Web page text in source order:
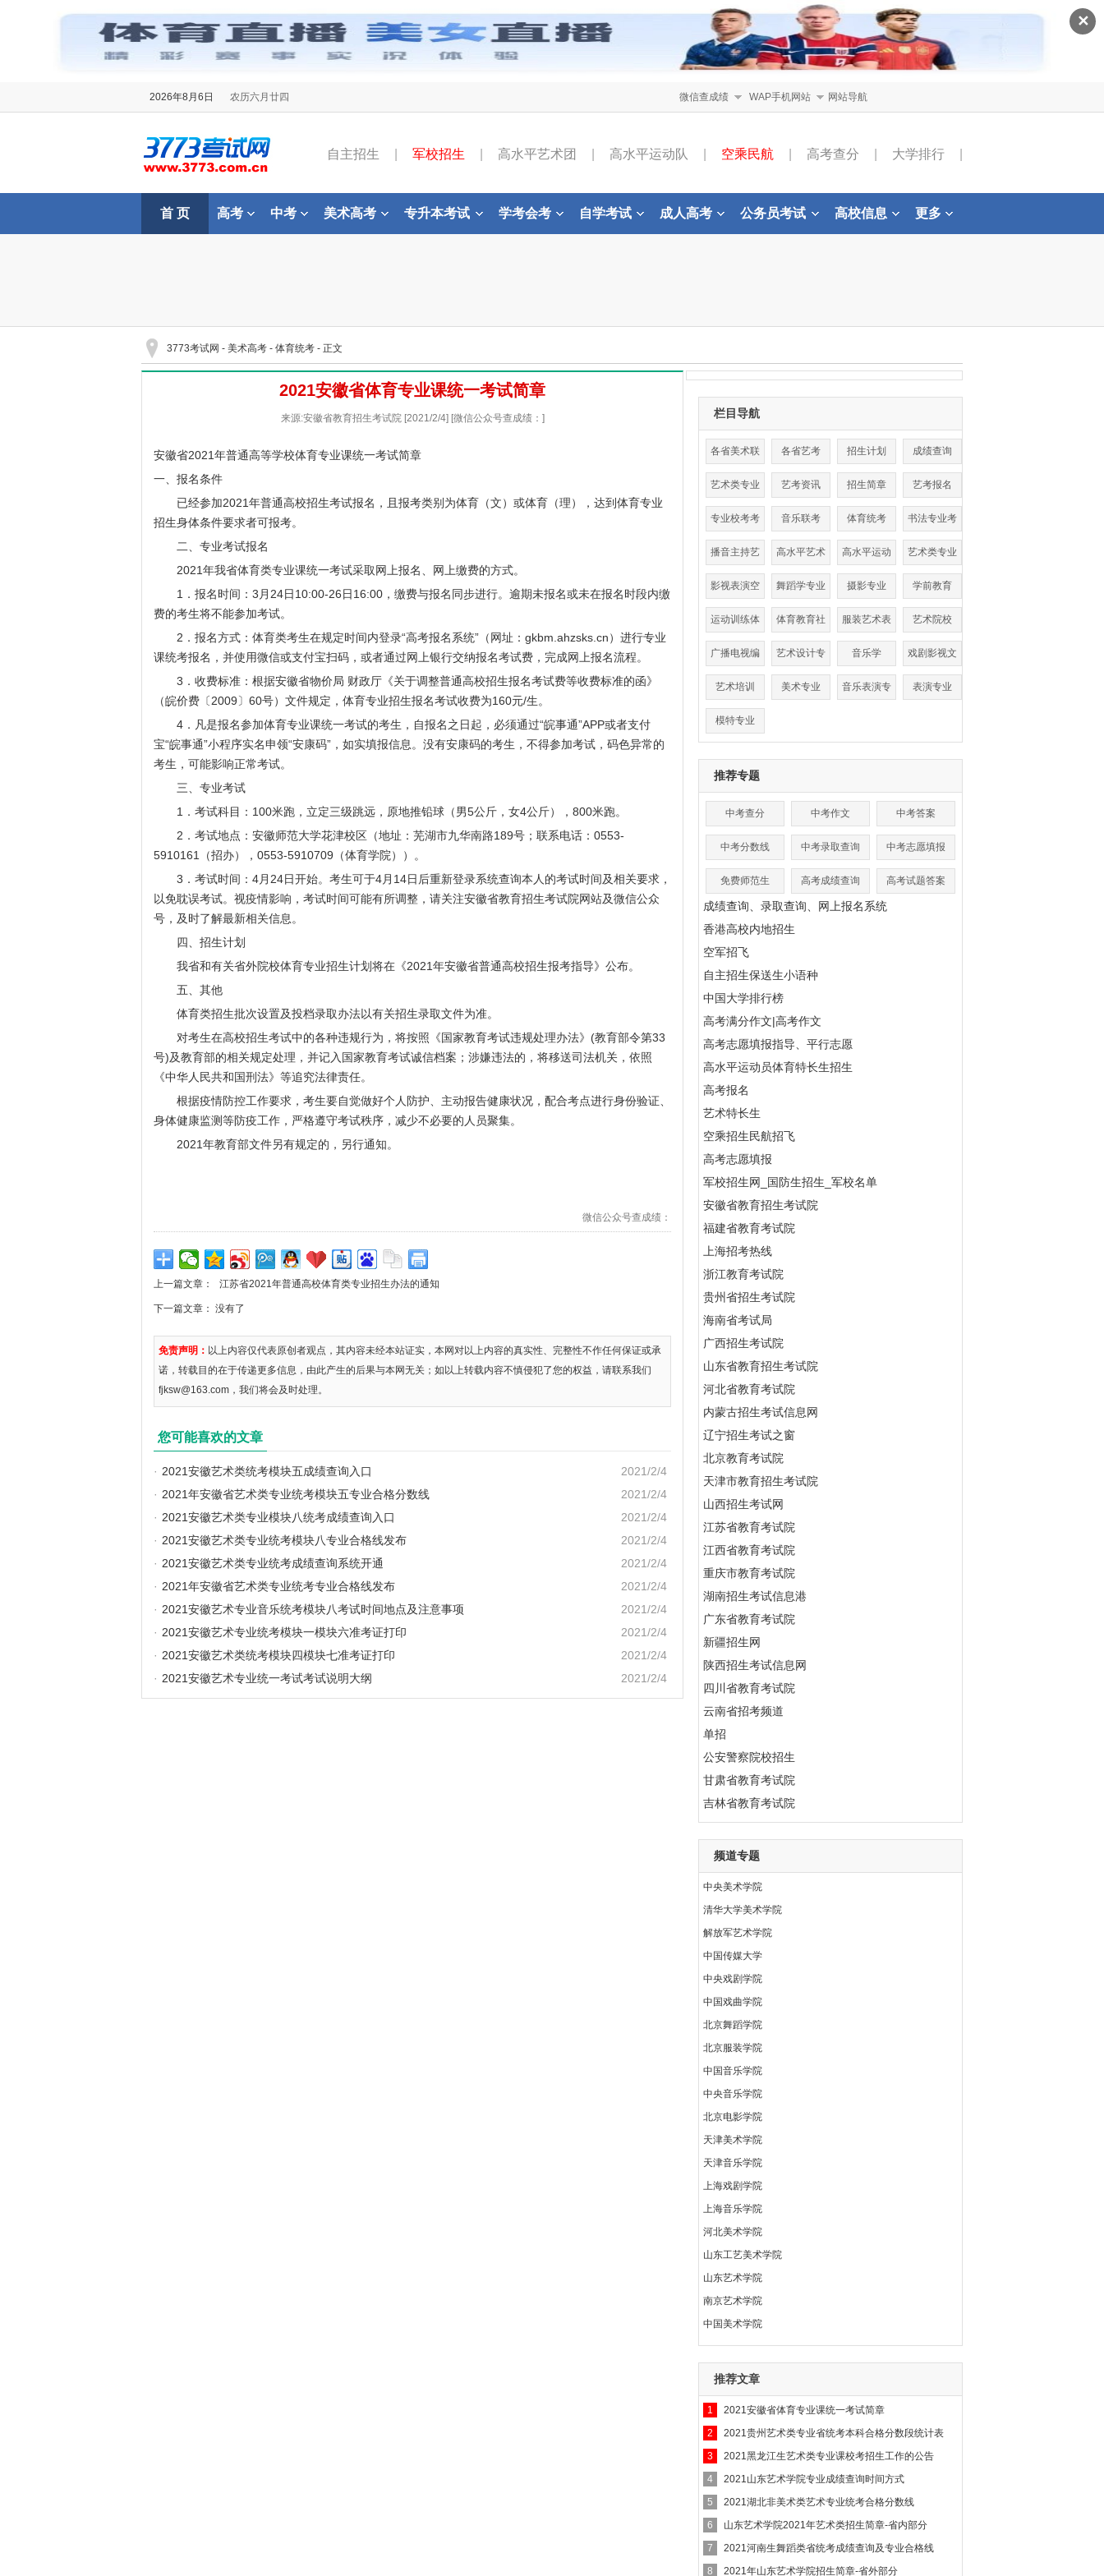
✕
2026年8月6日 农历六月廿四 微信查成绩 WAP手机网站 网站导航
自主招生 军校招生 高水平艺术团 高水平运动队 空乘民航 高考查分 大学排行
首 页 高考 中考 美术高考 专升本考试 学考会考 自学考试 成人高考 公务员考试 高校信息 更多
3773考试网 - 美术高考 - 体育统考 - 正文
2021安徽省体育专业课统一考试简章
来源:安徽省教育招生考试院 [2021/2/4] [微信公众号查成绩：]
安徽省2021年普通高等学校体育专业课统一考试简章
一、报名条件
已经参加2021年普通高校招生考试报名，且报考类别为体育（文）或体育（理），达到体育专业
招生身体条件要求者可报考。
二、专业考试报名
2021年我省体育类专业课统一考试采取网上报名、网上缴费的方式。
1．报名时间：3月24日10:00-26日16:00，缴费与报名同步进行。逾期未报名或未在报名时段内缴
费的考生将不能参加考试。
2．报名方式：体育类考生在规定时间内登录“高考报名系统”（网址：gkbm.ahzsks.cn）进行专业
课统考报名，并使用微信或支付宝扫码，或者通过网上银行交纳报名考试费，完成网上报名流程。
3．收费标准：根据安徽省物价局 财政厅《关于调整普通高校招生报名考试费等收费标准的函》
（皖价费〔2009〕60号）文件规定，体育专业招生报名考试收费为160元/生。
4．凡是报名参加体育专业课统一考试的考生，自报名之日起，必须通过“皖事通”APP或者支付
宝“皖事通”小程序实名申领“安康码”，如实填报信息。没有安康码的考生，不得参加考试，码色异常的
考生，可能影响正常考试。
三、专业考试
1．考试科目：100米跑，立定三级跳远，原地推铅球（男5公斤，女4公斤），800米跑。
2．考试地点：安徽师范大学花津校区（地址：芜湖市九华南路189号；联系电话：0553-
5910161（招办），0553-5910709（体育学院））。
3．考试时间：4月24日开始。考生可于4月14日后重新登录系统查询本人的考试时间及相关要求，
以免耽误考试。视疫情影响，考试时间可能有所调整，请关注安徽省教育招生考试院网站及微信公众
号，及时了解最新相关信息。
四、招生计划
我省和有关省外院校体育专业招生计划将在《2021年安徽省普通高校招生报考指导》公布。
五、其他
体育类招生批次设置及投档录取办法以有关招生录取文件为准。
对考生在高校招生考试中的各种违规行为，将按照《国家教育考试违规处理办法》(教育部令第33
号)及教育部的相关规定处理，并记入国家教育考试诚信档案；涉嫌违法的，将移送司法机关，依照
《中华人民共和国刑法》等追究法律责任。
根据疫情防控工作要求，考生要自觉做好个人防护、主动报告健康状况，配合考点进行身份验证、
身体健康监测等防疫工作，严格遵守考试秩序，减少不必要的人员聚集。
2021年教育部文件另有规定的，另行通知。
微信公众号查成绩：
上一篇文章： 江苏省2021年普通高校体育类专业招生办法的通知
下一篇文章： 没有了
免责声明： 以上内容仅代表原创者观点，其内容未经本站证实，本网对以上内容的真实性、完整性不作任何保证或承
诺，转载目的在于传递更多信息，由此产生的后果与本网无关；如以上转载内容不慎侵犯了您的权益，请联系我们
fjksw@163.com，我们将会及时处理。
您可能喜欢的文章
2021/2/4
· 2021安徽艺术类统考模块五成绩查询入口
2021/2/4
· 2021年安徽省艺术类专业统考模块五专业合格分数线
2021/2/4
· 2021安徽艺术类专业模块八统考成绩查询入口
2021/2/4
· 2021安徽艺术类专业统考模块八专业合格线发布
2021/2/4
· 2021安徽艺术类专业统考成绩查询系统开通
2021/2/4
· 2021年安徽省艺术类专业统考专业合格线发布
2021/2/4
· 2021安徽艺术专业音乐统考模块八考试时间地点及注意事项
2021/2/4
· 2021安徽艺术专业统考模块一模块六准考证打印
2021/2/4
· 2021安徽艺术类统考模块四模块七准考证打印
2021/2/4
· 2021安徽艺术专业统一考试考试说明大纲
栏目导航
各省美术联
考
各省艺考 招生计划 成绩查询
艺术类专业
分数线
艺考资讯 招生简章 艺考报名
专业校考考
点
音乐联考 体育统考 书法专业考
试
播音主持艺
术
高水平艺术
团
高水平运动
队
艺术类专业
影视表演空
乘
舞蹈学专业 摄影专业 学前教育
运动训练体
育单招
体育教育社
会体育
服装艺术表
演
艺术院校
广播电视编
导
艺术设计专
业
音乐学 戏剧影视文
学
艺术培训
美术专业 音乐表演专 表演专业
模特专业
推荐专题
中考查分 中考作文 中考答案
中考分数线 中考录取查询 中考志愿填报
免费师范生 高考成绩查询 高考试题答案
成绩查询、录取查询、网上报名系统
香港高校内地招生
空军招飞
自主招生保送生小语种
中国大学排行榜
高考满分作文|高考作文
高考志愿填报指导、平行志愿
高水平运动员体育特长生招生
高考报名
艺术特长生
空乘招生民航招飞
高考志愿填报
军校招生网_国防生招生_军校名单
安徽省教育招生考试院
福建省教育考试院
上海招考热线
浙江教育考试院
贵州省招生考试院
海南省考试局
广西招生考试院
山东省教育招生考试院
河北省教育考试院
内蒙古招生考试信息网
辽宁招生考试之窗
北京教育考试院
天津市教育招生考试院
山西招生考试网
江苏省教育考试院
江西省教育考试院
重庆市教育考试院
湖南招生考试信息港
广东省教育考试院
新疆招生网
陕西招生考试信息网
四川省教育考试院
云南省招考频道
单招
公安警察院校招生
甘肃省教育考试院
吉林省教育考试院
频道专题
中央美术学院
清华大学美术学院
解放军艺术学院
中国传媒大学
中央戏剧学院
中国戏曲学院
北京舞蹈学院
北京服装学院
中国音乐学院
中央音乐学院
北京电影学院
天津美术学院
天津音乐学院
上海戏剧学院
上海音乐学院
河北美术学院
山东工艺美术学院
山东艺术学院
南京艺术学院
中国美术学院
推荐文章
1
2021安徽省体育专业课统一考试简章
2
2021贵州艺术类专业省统考本科合格分数段统计表
3
2021黑龙江生艺术类专业课校考招生工作的公告
4
2021山东艺术学院专业成绩查询时间方式
5
2021湖北非美术类艺术专业统考合格分数线
6
山东艺术学院2021年艺术类招生简章-省内部分
7
2021河南生舞蹈类省统考成绩查询及专业合格线
8
2021年山东艺术学院招生简章-省外部分